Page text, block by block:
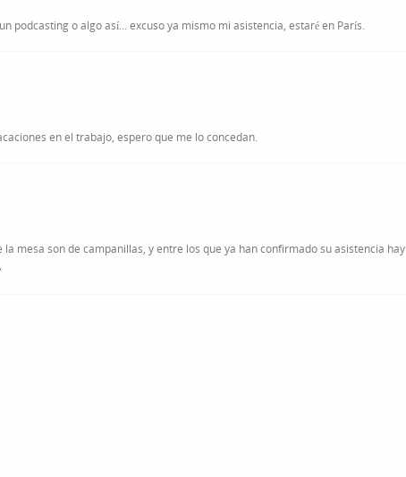
podcasting o algo así… excuso ya mismo mi asistencia, estaré en París.
en el trabajo, espero que me lo concedan.
la mesa son de campanillas, y entre los que ya han confirmado su asistencia hay